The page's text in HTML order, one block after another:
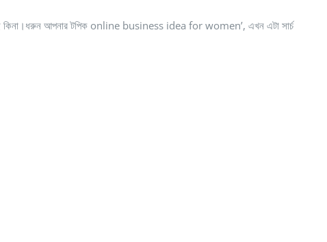
কিনা।ধরুন আপনার টপিক online business idea for women’, এখন এটা সার্চ